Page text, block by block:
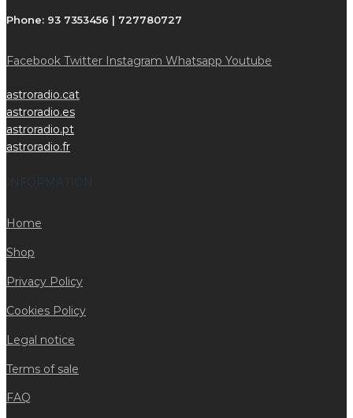
Phone: 93 7353456 | 727780727
Facebook Twitter Instagram Whatsapp Youtube
astroradio.cat
astroradio.es
astroradio.pt
astroradio.fr
INFORMATION
Home
Shop
Privacy Policy
Cookies Policy
Legal notice
Terms of sale
FAQ